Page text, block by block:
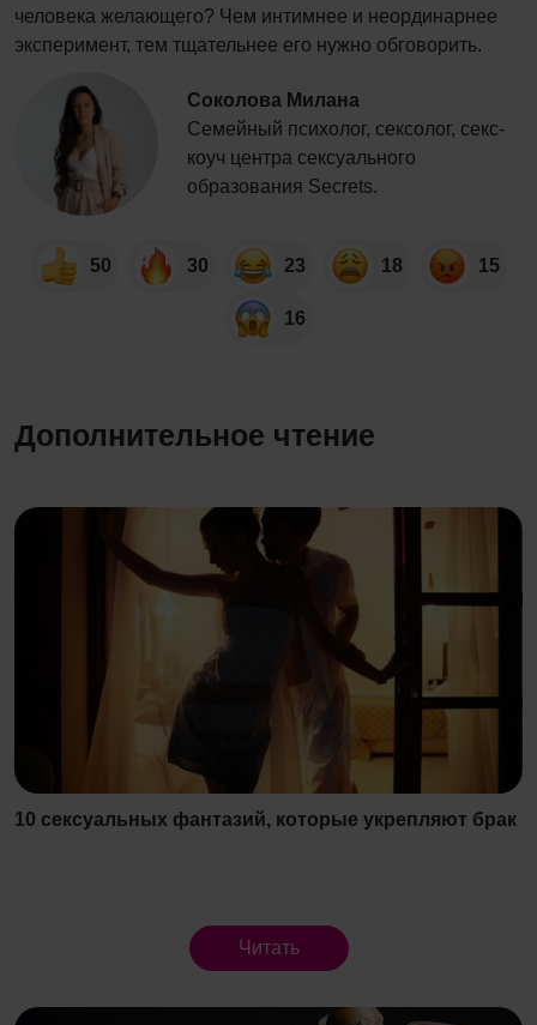
человека желающего? Чем интимнее и неординарнее
эксперимент, тем тщательнее его нужно обговорить.
Соколова Милана
Семейный психолог, сексолог, секс-
коуч центра сексуального
образования Secrets.
50 30 23 18 15
16
Дополнительное чтение
10 сексуальных фантазий, которые укрепляют брак
Читать